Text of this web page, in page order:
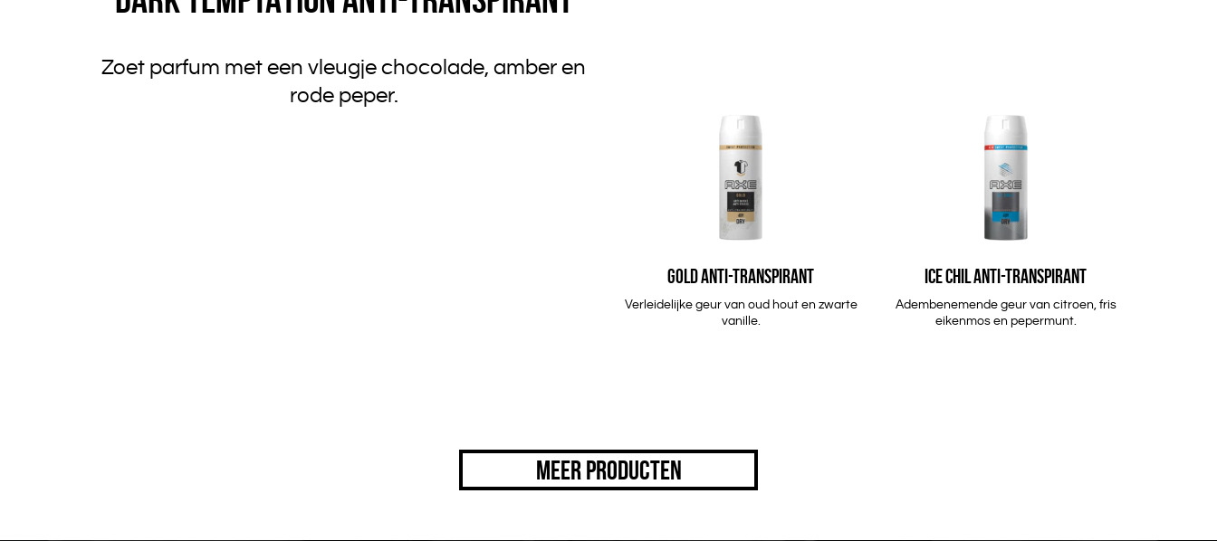
Zoet parfum met een vleugje chocolade, amber en
rode peper.
GOLD ANTI-TRANSPIRANT
Verleidelijke geur van oud hout en zwarte
vanille.
ICE CHIL ANTI-TRANSPIRANT
Adembenemende geur van citroen, fris
eikenmos en pepermunt.
MEER PRODUCTEN